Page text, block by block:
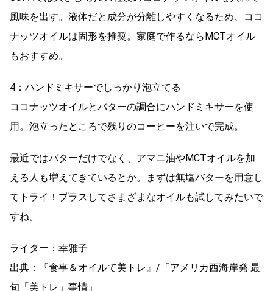
風味を出す。液体だと成分が分離しやすくなるため、ココ
ナッツオイルは固形を推奨。家庭で作るならMCTオイル
もおすすめ。
4：ハンドミキサーでしっかり泡立てる
ココナッツオイルとバターの調合にハンドミキサーを使
用。泡立ったところで残りのコーヒーを注いで完成。
最近ではバターだけでなく、アマニ油やMCTオイルを加
える人も増えてきているとか。まずは無塩バターを用意し
てトライ！プラスしてさまざまなオイルも試してみたいで
すね。
ライター：幸雅子
出典：『食事＆オイルて美トレ』/「アメリカ西海岸発 最
旬「美トレ」事情」